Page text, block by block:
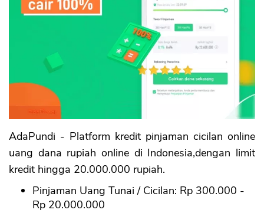
AdaPundi - Platform kredit pinjaman cicilan online
uang dana rupiah online di Indonesia,dengan limit
kredit hingga 20.000.000 rupiah.
Pinjaman Uang Tunai / Cicilan: Rp 300.000 -
Rp 20.000.000